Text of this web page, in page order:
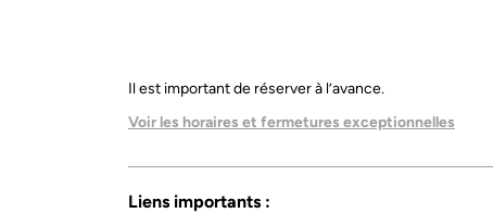
Il est important de réserver à l’avance.
Avril à Juin :ouvert du mardi au samedi, 9h-12h
Voir les horaires et fermetures exceptionnelles
Liens importants :